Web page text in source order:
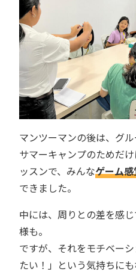
マンツーマンの後は、グル
サマーキャンプのためだ
ッスンで、みんなゲーム
できました。
中には、周りとの差を感
様も。
ですが、それをモチベー
たい！」という気持ちに